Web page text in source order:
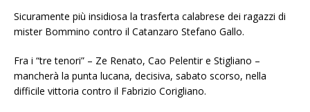
Sicuramente più insidiosa la trasferta calabrese dei ragazzi di
mister Bommino contro il Catanzaro Stefano Gallo.
Fra i “tre tenori” – Ze Renato, Cao Pelentir e Stigliano –
mancherà la punta lucana, decisiva, sabato scorso, nella
difficile vittoria contro il Fabrizio Corigliano.